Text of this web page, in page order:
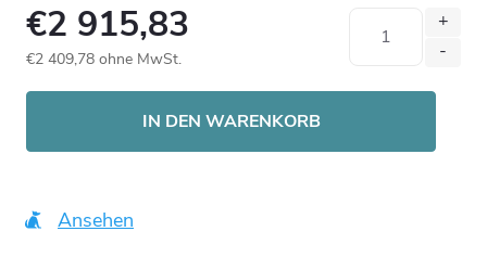
€2 915,83
€2 409,78 ohne MwSt.
IN DEN WARENKORB
Ansehen